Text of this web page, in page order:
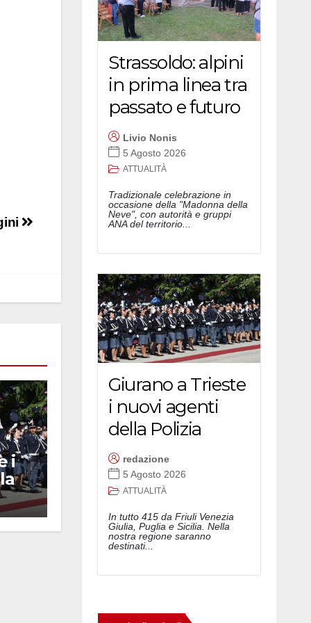
i
Strassoldo: alpini
in prima linea tra
passato e futuro
Livio Nonis
5 Agosto 2026
ATTUALITÀ
Tradizionale celebrazione in
occasione della "Madonna della
Neve", con autorità e gruppi
ANA del territorio...
Giurano a Trieste
i nuovi agenti
della Polizia
redazione
5 Agosto 2026
ATTUALITÀ
In tutto 415 da Friuli Venezia
Giulia, Puglia e Sicilia. Nella
nostra regione saranno
destinati...